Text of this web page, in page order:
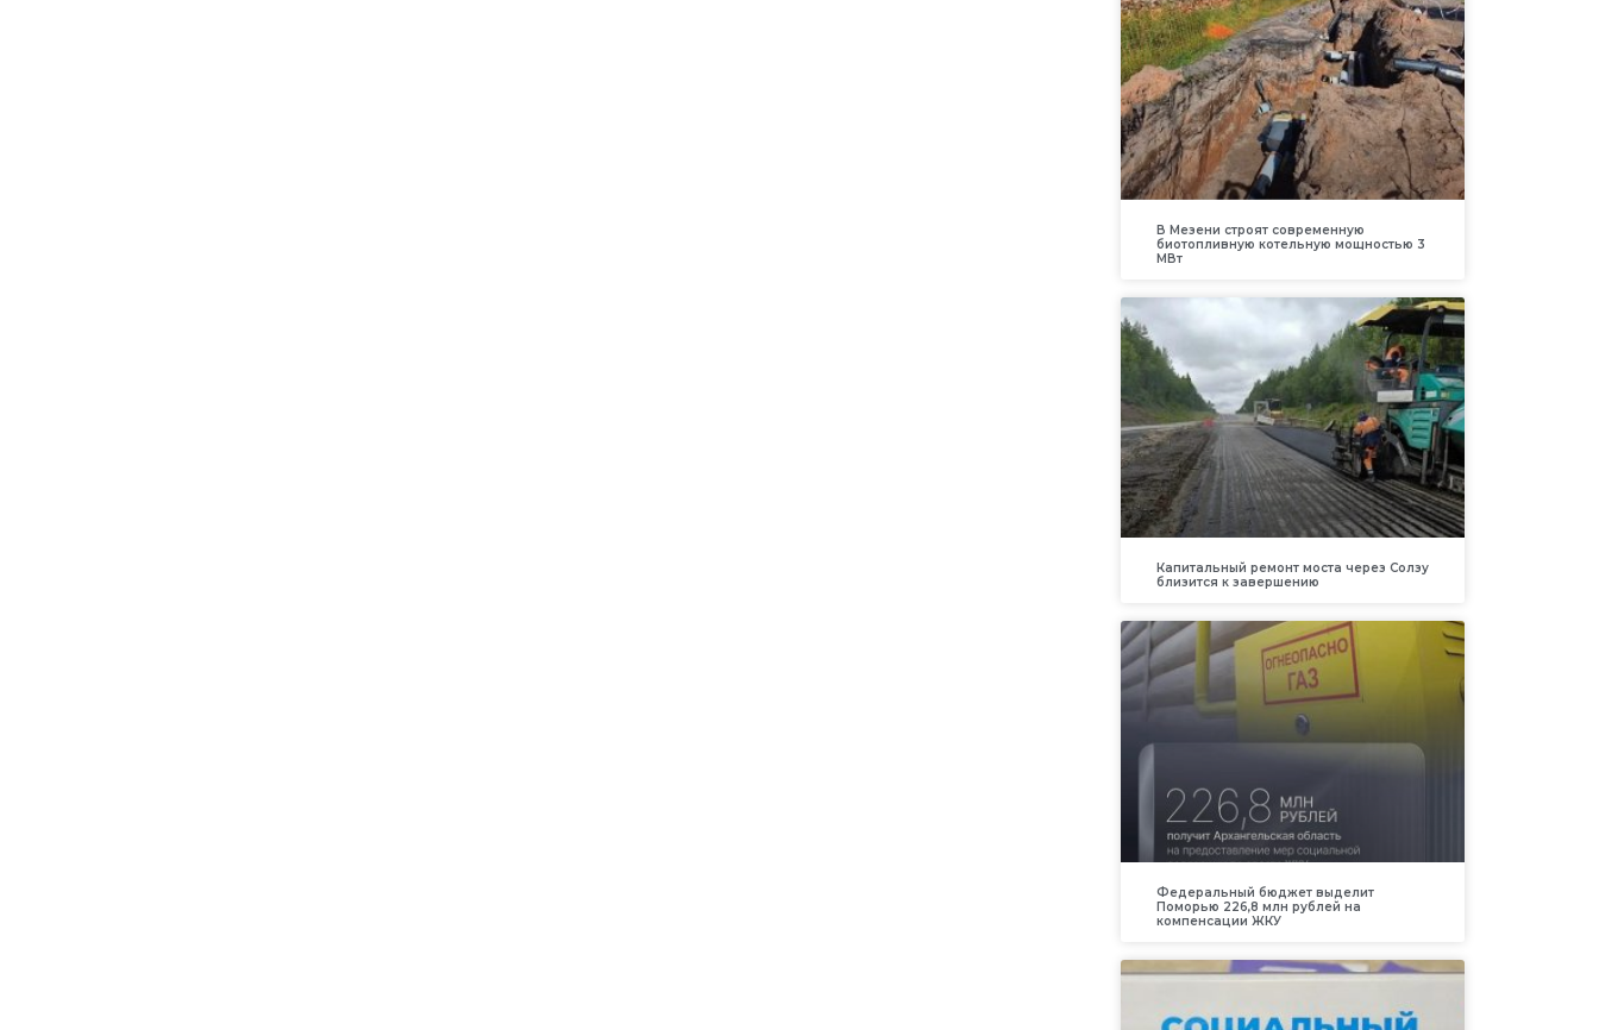
В Мезени строят современную
биотопливную котельную мощностью 3
МВт
Капитальный ремонт моста через Солзу
близится к завершению
Федеральный бюджет выделит
Поморью 226,8 млн рублей на
компенсации ЖКУ